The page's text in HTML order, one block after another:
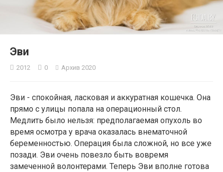
Эви
2012 0 Архив 2020
Эви - спокойная, ласковая и аккуратная кошечка. Она
прямо с улицы попала на операционный стол.
Медлить было нельзя: предполагаемая опухоль во
время осмотра у врача оказалась внематочной
беременностью. Операция была сложной, но все уже
позади. Эви очень повезло быть вовремя
замеченной волонтерами. Теперь Эви вполне готова